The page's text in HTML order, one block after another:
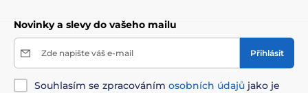
Novinky a slevy do vašeho mailu
Zde napište váš e-mail Přihlásit
Souhlasím se zpracováním osobních údajů jako je